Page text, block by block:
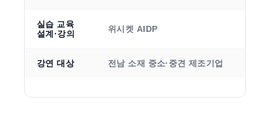
실습 교육
설계·강의
위시켓 AIDP
강연 대상 전남 소재 중소·중견 제조기업